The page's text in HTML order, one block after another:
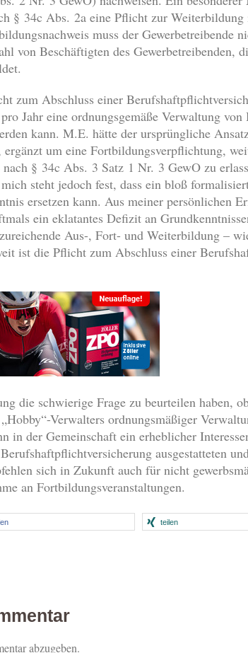
§ 34c Abs. 2a eine Pflicht zur
muss der Gewerbetreibende
von Beschäftigten des Gewerbetreibenden,
zum Abschluss einer
Jahr eine ordnungsgemäße Verwaltung
kann. M.E. hätte der ursprüngliche
ergänzt um eine Fortbildungsverpflichtung,
§ 34c Abs. 3 Satz 1 Nr. 3 GewO zu
steht jedoch fest, dass ein bloß
ersetzen kann. Aus meiner persönlichen
ein eklatantes Defizit an
Aus-, Fort- und Weiterbildung –
ist die Pflicht zum Abschluss einer
die schwierige Frage zu beurteilen haben,
Verwalters ordnungsmäßiger
in der Gemeinschaft ein erheblicher
ausgestatteten
sich in Zukunft auch für nicht
an Fortbildungsveranstaltungen.
teilen
abzugeben.